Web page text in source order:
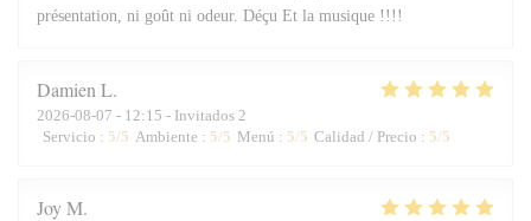
présentation, ni goût ni odeur. Déçu Et la musique !!!!
Damien L
2026-08-07 - 12:15 - Invitados 2
Servicio : 5/5 Ambiente : 5/5 Menú : 5/5 Calidad / Precio : 5/5
JoyM